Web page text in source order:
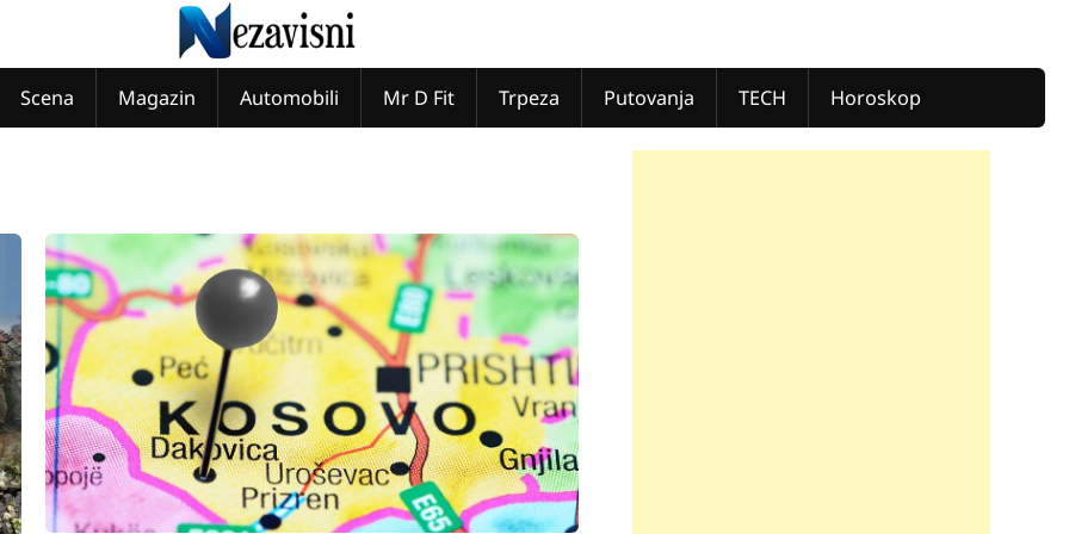
Scena Magazin Automobili Mr D Fit Trpeza Putovanja TECH Horoskop